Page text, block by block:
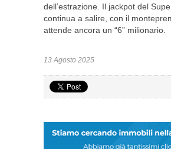
dell’estrazione. Il jackpot del
continua a salire, con il
attende ancora un “6” milionario.
13 Agosto 2025